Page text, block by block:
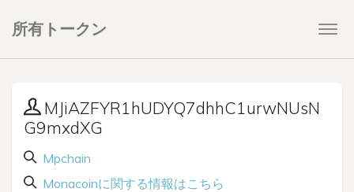
所有トークン
MJiAZFYR1hUDYQ7dhhC1urwNUsN
G9mxdXG
Mpchain
Monacoinに関する情報はこちら